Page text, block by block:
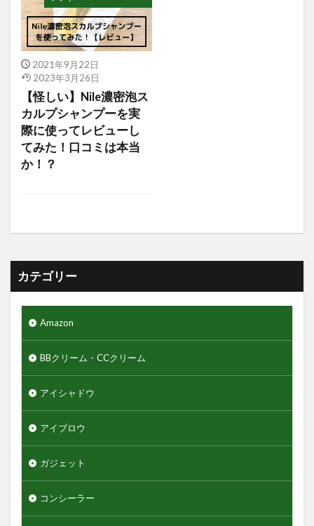
カウブランド
カミソリ
カンナビジオール
キャンバ
2021年9月22日
2023年3月26日
【怪しい】Nile濃密泡ス
カルプシャンプーを実
際に使ってレビューし
てみた！口コミは本当
か！？
カテゴリー
Amazon
BBクリーム・CCクリーム
アイシャドウ
アイブロウ
ガジェット
コンシーラー